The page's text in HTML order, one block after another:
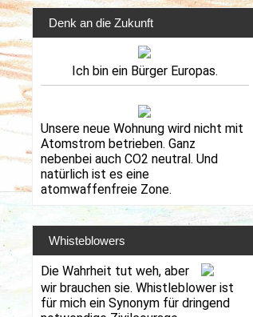
Denk an die Zukunft
Ich bin ein Bürger Europas.
Unsere neue Wohnung wird nicht mit
Atomstrom betrieben. Ganz
nebenbei auch CO2 neutral. Und
natürlich ist es eine
atomwaffenfreie Zone.
Whisteblowers
Die Wahrheit tut weh, aber
wir brauchen sie. Whistleblower ist
für mich ein Synonym für dringend